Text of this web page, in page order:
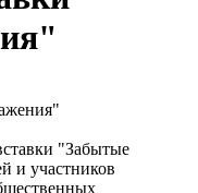
"Забытые
и участников